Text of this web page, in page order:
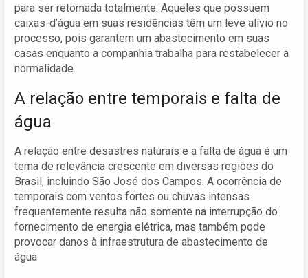
para ser retomada totalmente. Aqueles que possuem
caixas-d’água em suas residências têm um leve alívio no
processo, pois garantem um abastecimento em suas
casas enquanto a companhia trabalha para restabelecer a
normalidade.
A relação entre temporais e falta de
água
A relação entre desastres naturais e a falta de água é um
tema de relevância crescente em diversas regiões do
Brasil, incluindo São José dos Campos. A ocorrência de
temporais com ventos fortes ou chuvas intensas
frequentemente resulta não somente na interrupção do
fornecimento de energia elétrica, mas também pode
provocar danos à infraestrutura de abastecimento de
água.